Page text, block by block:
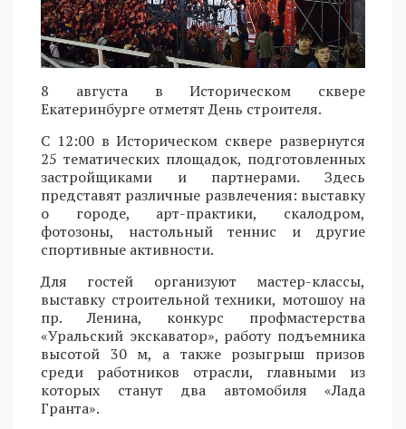
8 августа в Историческом сквере
Екатеринбурге отметят День строителя.
С 12:00 в Историческом сквере развернутся
25 тематических площадок, подготовленных
застройщиками и партнерами. Здесь
представят различные развлечения: выставку
о городе, арт-практики, скалодром,
фотозоны, настольный теннис и другие
спортивные активности.
Для гостей организуют мастер-классы,
выставку строительной техники, мотошоу на
пр. Ленина, конкурс профмастерства
«Уральский экскаватор», работу подъемника
высотой 30 м, а также розыгрыш призов
среди работников отрасли, главными из
которых станут два автомобиля «Лада
Гранта».